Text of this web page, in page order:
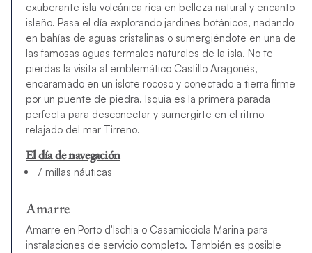
exuberante isla volcánica rica en belleza natural y encanto
isleño. Pasa el día explorando jardines botánicos, nadando
en bahías de aguas cristalinas o sumergiéndote en una de
las famosas aguas termales naturales de la isla. No te
pierdas la visita al emblemático Castillo Aragonés,
encaramado en un islote rocoso y conectado a tierra firme
por un puente de piedra. Isquia es la primera parada
perfecta para desconectar y sumergirte en el ritmo
relajado del mar Tirreno.
El día de navegación
7 millas náuticas
Amarre
Amarre en Porto d'Ischia o Casamicciola Marina para
instalaciones de servicio completo. También es posible